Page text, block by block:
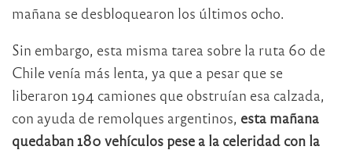
mañana se desbloquearon los últimos ocho.
Sin embargo, esta misma tarea sobre la ruta 60 de
Chile venía más lenta, ya que a pesar que se
liberaron 194 camiones que obstruían esa calzada,
con ayuda de remolques argentinos, esta mañana
quedaban 180 vehículos pese a la celeridad con la